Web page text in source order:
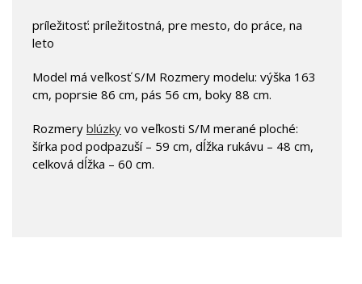
príležitosť: príležitostná, pre mesto, do práce, na
leto
Model má veľkosť S/M Rozmery modelu: výška 163
cm, poprsie 86 cm, pás 56 cm, boky 88 cm.
Rozmery blúzky vo veľkosti S/M merané ploché:
šírka pod podpazuší – 59 cm, dĺžka rukávu – 48 cm,
celková dĺžka – 60 cm.